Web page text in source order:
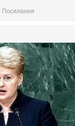
Посилання